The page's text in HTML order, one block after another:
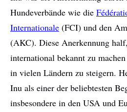
Hundeverbände wie die
Internationale (FCI) und den
(AKC). Diese Anerkennung
international bekannt zu
in vielen Ländern zu steigern.
Inu als einer der beliebtesten
insbesondere in den USA und